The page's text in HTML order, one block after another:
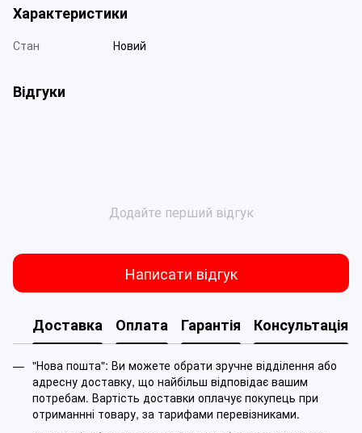
Характеристики
Стан Новий
Відгуки
Додайте перший відгук
Написати відгук
Доставка Оплата Гарантія Консультація
"Нова пошта": Ви можете обрати зручне відділення або
адресну доставку, що найбільш відповідає вашим
потребам. Вартість доставки оплачує покупець при
отриманнні товару, за тарифами перевізниками.